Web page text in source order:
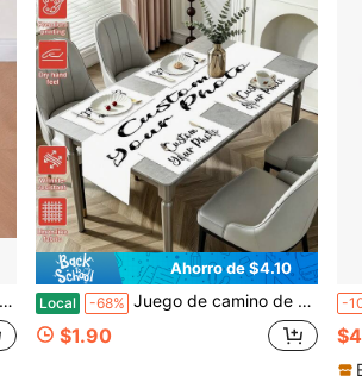
Ahorro de $4.10
Local -68% Juego de camino de mesa y manteles individuales personalizados con foto, tela premium similar al lino, tacto seco, resistente a las arrugas, decoración de mesa de comedor para fiestas en el hogar y bodas, manteles individuales personalizados, manteles individuales a medida, manteles individuales para mesa de comedor, decoración del hogar,=
$1.90
-